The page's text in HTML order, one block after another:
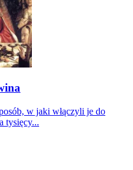
w jaki włączyli je do
tysięcy...